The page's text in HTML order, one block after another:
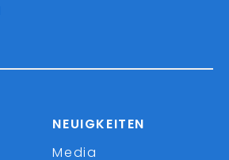
NEUIGKEITEN
Media